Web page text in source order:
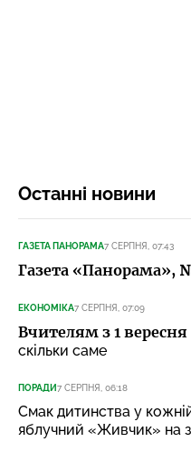
Останні новини
ГАЗЕТА ПАНОРАМА7 СЕРПНЯ, 07:43
Газета «Панорама»,
ЕКОНОМІКА7 СЕРПНЯ, 07:09
Вчителям з 1
скільки саме
ПОРАДИ7 СЕРПНЯ, 06:18
Смак дитинства у
яблучний «Живчик» на